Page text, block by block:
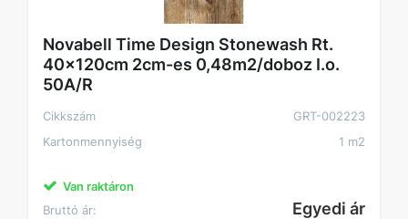
Novabell Time Design Stonewash Rt.
40x120cm 2cm-es 0,48m2/doboz I.o.
50A/R
Cikkszám
GRT-002223
Kartonmennyiség
1 m2
Van raktáron
Bruttó ár:
Egyedi ár